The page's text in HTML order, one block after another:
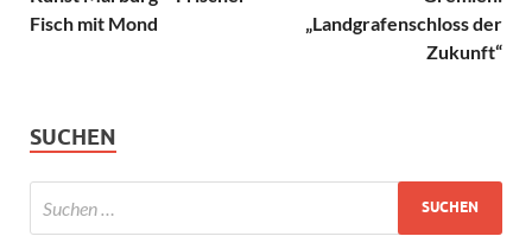
Fisch mit Mond
„Landgrafenschloss der
Zukunft“
SUCHEN